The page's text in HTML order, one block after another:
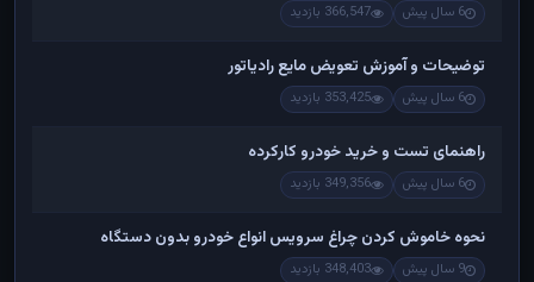
6 سال پیش 366,547 بازدید
توضیحات و آموزش تعویض مایع رادیاتور
6 سال پیش 353,425 بازدید
راهنمای تست و خريد خودرو کارکرده
6 سال پیش 349,356 بازدید
نحوه خاموش کردن چراغ سرویس انواع خودرو بدون دستگاه
9 سال پیش 348,403 بازدید